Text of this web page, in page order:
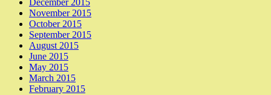
November 2015
October 2015
September 2015
August 2015
June 2015
May 2015
March 2015
February 2015